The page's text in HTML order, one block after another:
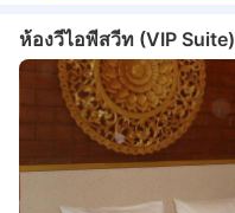
ห้องวีไอพีสวีท (VIP Suite)